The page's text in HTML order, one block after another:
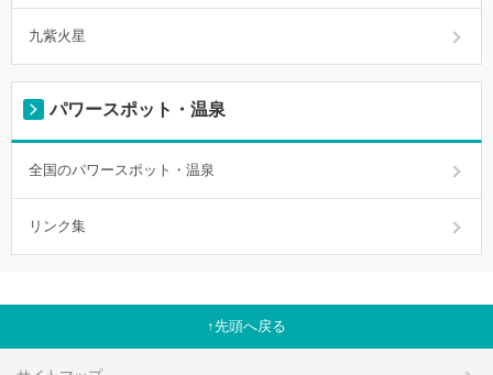
九紫火星
パワースポット・温泉
全国のパワースポット・温泉
リンク集
先頭へ戻る